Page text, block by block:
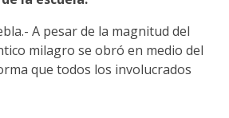
A pesar de la magnitud del
milagro se obró en medio del
que todos los involucrados